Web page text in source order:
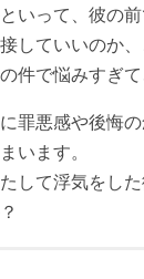
いって、彼の
していいのか
件で悩みすぎ
罪悪感や後悔
います。
して浮気をし